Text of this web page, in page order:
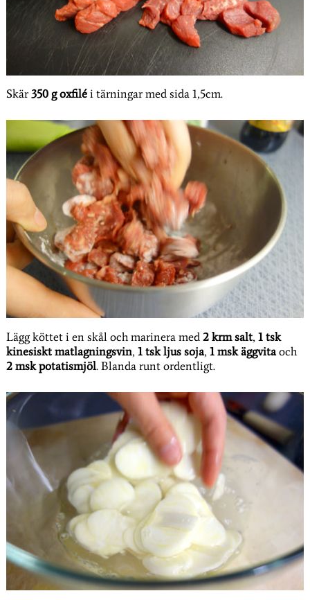
Skär350 g oxfilé i tärningar med sida 1,5cm.
Lägg köttet i en skål och marinera med2 krm salt,1 tsk
kinesiskt matlagningsvin,1 tsk ljus soja,1 msk äggvita och
2 msk potatismjöl. Blanda runt ordentligt.